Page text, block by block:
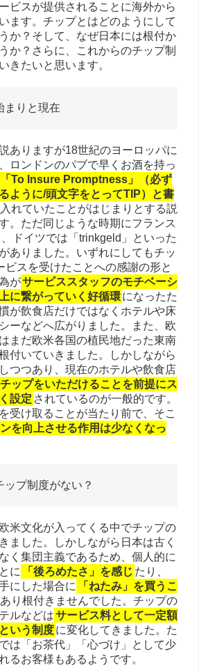
ビスが提供されることに海外から
ます。チップとはどのようにして
か？そして、なぜ日本には根付か
か？さらに、これからのチップ制
きたいと思います。
まりと現在
ありますが18世紀のヨーロッパに
ロンドンのパブで早くお酒を持っ
「To Insure Promptness」（必ず
ように/頭文字をとってTIP）と書
れていたことがはじまりとする説
。ただ同じような時期にフランス
ドイツでは「trinkgeld」といった
ありました。いずれにしてもチッ
ビスを受けたことへの感謝の形と
がサービススタッフのモチベーシ
に繋がっていく好循環になったた
が飲食店だけではなくホテルや床
ーなどへ広がりました。また、欧
まだ欧米各国の植民地だった東南
付いていきました。しかしながら
つつあり、現在のホテルや飲食店
チップをいただけることを前提にス
設定 されているのが一般的です。
受け取ることが当たり前で、そこ
を向上させる作用は少なくなっ
ップ制度がない？
米文化が入ってくる中でチップの
ました。しかしながら日本は古く
く集団主義であるため、個人的に
に
「後ろめたさ」を感じ たり、
にした場合に
「ねたみ」を買うこ
り根付きませんでした。チップの
ルなどはサービス料として一定額
いう制度に変化してきました。た
は「お茶代」「心づけ」として少
るお客様もあるようです。